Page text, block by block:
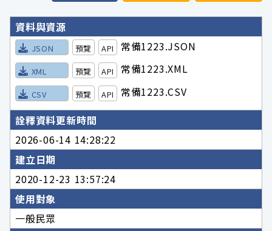
詮釋資料詳細內容
資料與資源
JSON 預覽 API 常備1223.JSON
XML 預覽 API 常備1223.XML
CSV 預覽 API
常備1223.CSV
詮釋資料更新時間
2026-06-14 14:28:22
建立日期
2020-12-23 13:57:24
使用對象
一般民眾